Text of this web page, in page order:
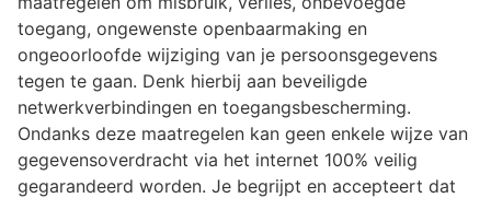
toegang, ongewenste openbaarmaking en
ongeoorloofde wijziging van je persoonsgegevens
tegen te gaan. Denk hierbij aan beveiligde
netwerkverbindingen en toegangsbescherming.
Ondanks deze maatregelen kan geen enkele wijze van
gegevensoverdracht via het internet 100% veilig
gegarandeerd worden. Je begrijpt en accepteert dat